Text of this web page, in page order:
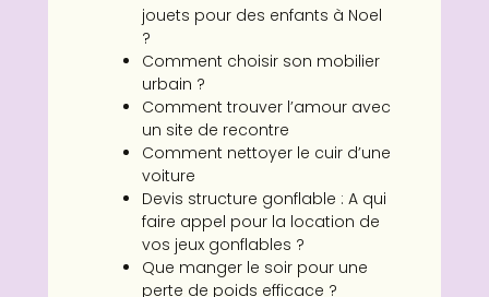
jouets pour des enfants à Noel
?
Comment choisir son mobilier
urbain ?
Comment trouver l’amour avec
un site de recontre
Comment nettoyer le cuir d’une
voiture
Devis structure gonflable : A qui
faire appel pour la location de
vos jeux gonflables ?
Que manger le soir pour une
perte de poids efficace ?